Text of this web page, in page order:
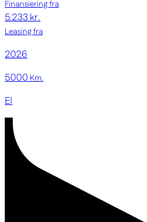
Finansiering fra
5.233 kr.
Leasing fra
2026
5000Km.
El